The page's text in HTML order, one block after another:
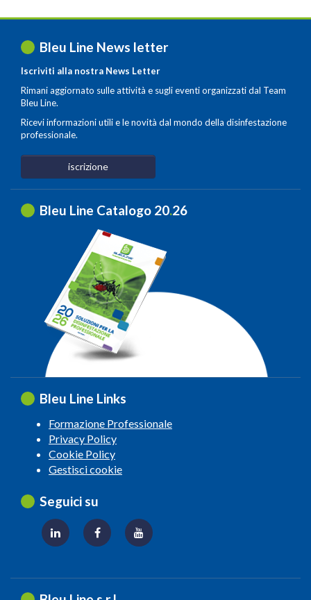
Bleu Line News letter
Iscriviti alla nostra News Letter
Rimani aggiornato sulle attività e sugli eventi organizzati dal Team
Bleu Line.
Ricevi informazioni utili e le novità dal mondo della disinfestazione
professionale.
iscrizione
Bleu Line Catalogo 20.26
Bleu Line Links
Formazione Professionale
Privacy Policy
Cookie Policy
Gestisci cookie
Seguici su